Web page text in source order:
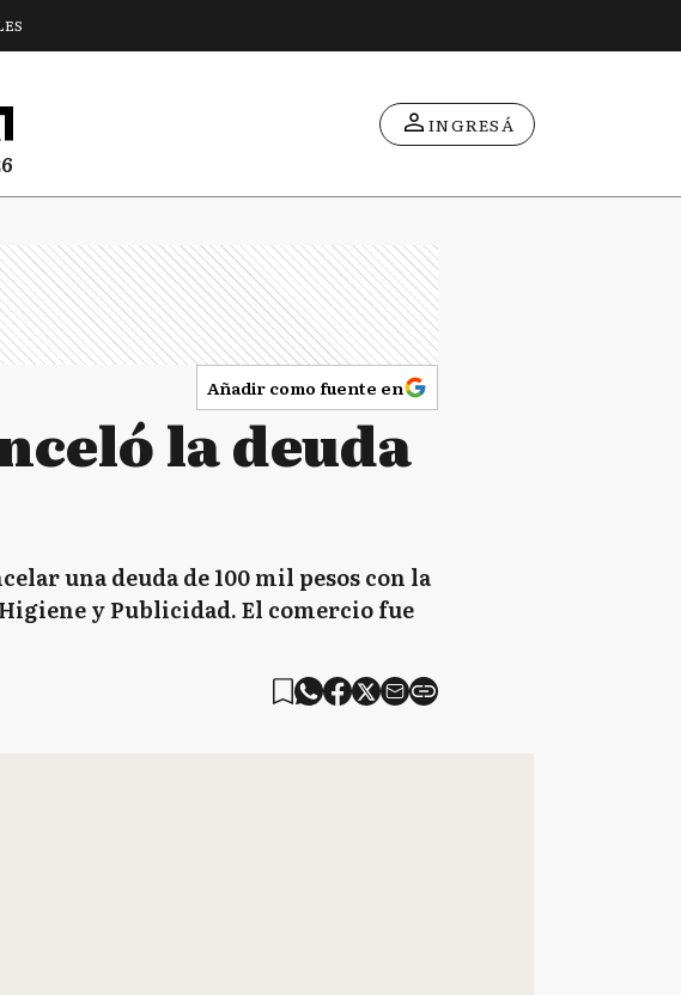
INGRESÁ
Añadir como fuente en
la deuda
una deuda de 100 mil pesos con la
Higiene y Publicidad. El comercio fue